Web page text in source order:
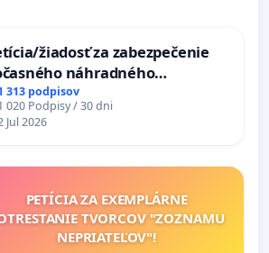
žiadosť za zabezpečenie
náhradného
Váhu počas úplnej
Vážskeho mosta v
313 podpisov
020 Podpisy / 30 dni
Jul 2026
PETÍCIA ZA EXEMPLÁRNE
TVORCOV "ZOZNAMU
NEPRIATEĽOV"!